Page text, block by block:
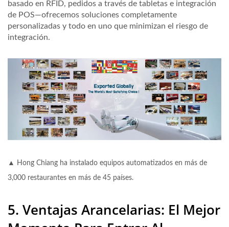
basado en RFID, pedidos a través de tabletas e integración
de POS—ofrecemos soluciones completamente
personalizadas y todo en uno que minimizan el riesgo de
integración.
▲ Hong Chiang ha instalado equipos automatizados en más de
3,000 restaurantes en más de 45 países.
5. Ventajas Arancelarias: El Mejor